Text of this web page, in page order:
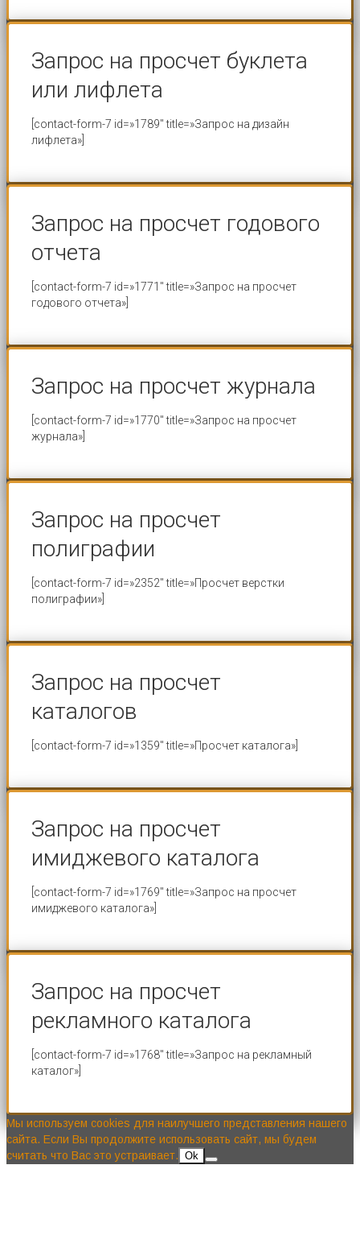
Запрос на просчет буклета
или лифлета
[contact-form-7 id=»1789″ title=»Запрос на дизайн
лифлета»]
Запрос на просчет годового
отчета
[contact-form-7 id=»1771″ title=»Запрос на просчет
годового отчета»]
Запрос на просчет журнала
[contact-form-7 id=»1770″ title=»Запрос на просчет
журнала»]
Запрос на просчет
полиграфии
[contact-form-7 id=»2352″ title=»Просчет верстки
полиграфии»]
Запрос на просчет
каталогов
[contact-form-7 id=»1359″ title=»Просчет каталога»]
Запрос на просчет
имиджевого каталога
[contact-form-7 id=»1769″ title=»Запрос на просчет
имиджевого каталога»]
Запрос на просчет
рекламного каталога
[contact-form-7 id=»1768″ title=»Запрос на рекламный
каталог»]
Мы используем cookies для наилучшего представления нашего
сайта. Если Вы продолжите использовать сайт, мы будем
считать что Вас это устраивает. Ok